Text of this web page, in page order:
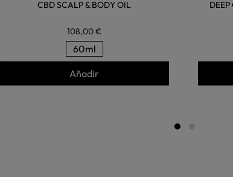
CBD SCALP & BODY OIL
108,00 €
60ml
Añadir